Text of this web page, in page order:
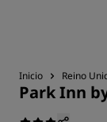
Inicio Reino
Park Inn